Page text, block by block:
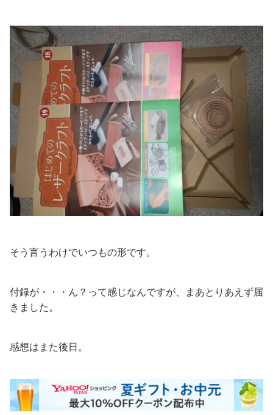
そう言うわけでいつもの形です。
付録が・・・ん？って感じなんですが、まあとりあえず届
きました。
感想はまた後日。